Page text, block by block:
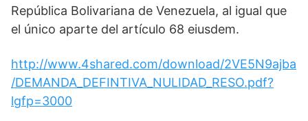
República Bolivariana de Venezuela, al igual que
el único aparte del artículo 68 eiusdem.
http://www.4shared.com/download/2VE5N9ajba
/DEMANDA_DEFINTIVA_NULIDAD_RESO.pdf?
lgfp=3000